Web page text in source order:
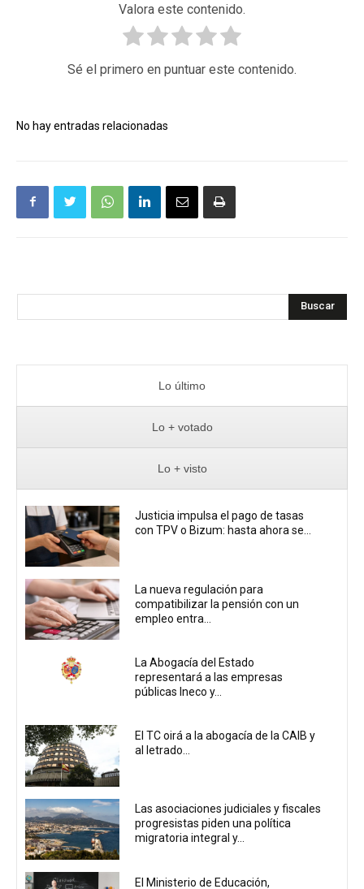
Valora este contenido.
Sé el primero en puntuar este contenido.
No hay entradas relacionadas
Buscar
Lo último
Lo + votado
Lo + visto
Justicia impulsa el pago de tasas
con TPV o Bizum: hasta ahora se...
La nueva regulación para
compatibilizar la pensión con un
empleo entra...
La Abogacía del Estado
representará a las empresas
públicas Ineco y...
El TC oirá a la abogacía de la CAIB y
al letrado...
Las asociaciones judiciales y fiscales
progresistas piden una política
migratoria integral y...
El Ministerio de Educación,